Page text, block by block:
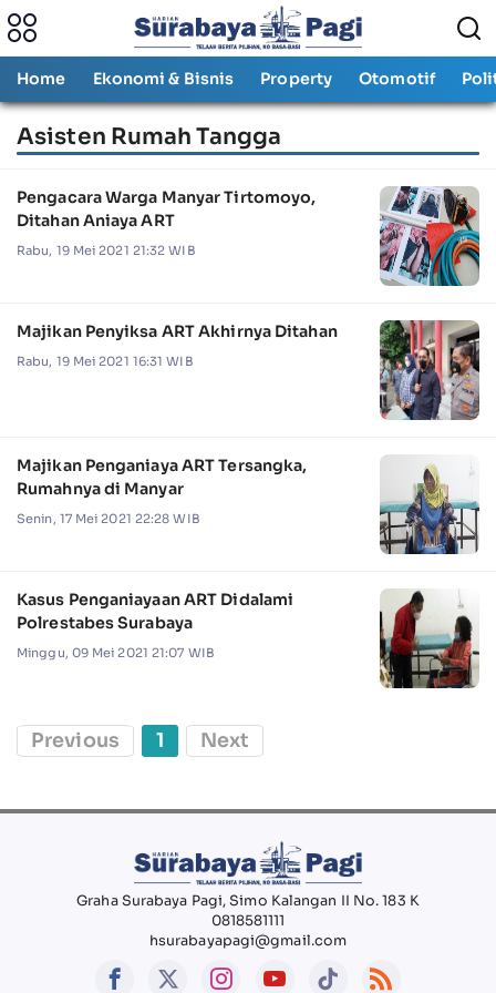
Home Ekonomi & Bisnis Property Otomotif
Asisten Rumah Tangga
Pengacara Warga Manyar Tirtomoyo,
Ditahan Aniaya ART
Rabu, 19 Mei 2021 21:32 WIB
Majikan Penyiksa ART Akhirnya Ditahan
Rabu, 19 Mei 2021 16:31 WIB
Majikan Penganiaya ART Tersangka,
Rumahnya di Manyar
Senin, 17 Mei 2021 22:28 WIB
Kasus Penganiayaan ART Didalami
Polrestabes Surabaya
Minggu, 09 Mei 2021 21:07 WIB
Previous 1 Next
Graha Surabaya Pagi, Simo Kalangan II No. 183 K
0818581111
hsurabayapagi@gmail.com